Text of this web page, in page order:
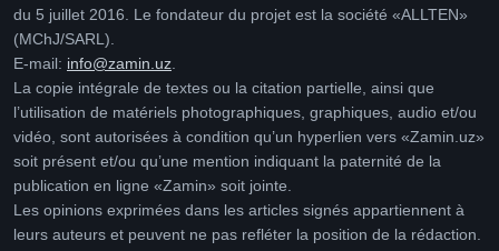
du 5 juillet 2016. Le fondateur du projet est la société «ALLTEN»
(MChJ/SARL).
E-mail: info@zamin.uz
La copie intégrale de textes ou la citation partielle, ainsi que
l’utilisation de matériels photographiques, graphiques, audio et/ou
vidéo, sont autorisées à condition qu’un hyperlien vers «Zamin.uz»
soit présent et/ou qu’une mention indiquant la paternité de la
publication en ligne «Zamin» soit jointe.
Les opinions exprimées dans les articles signés appartiennent à
leurs auteurs et peuvent ne pas refléter la position de la rédaction.